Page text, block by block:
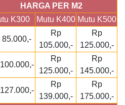
HARGA PER M2
K300
Mutu K400 Mutu K500
85.000,-
Rp
105.000,-
Rp
125.000,-
Rp
125.000,-
Rp
145.000,-
Rp
139.000,-
Rp
175.000,-